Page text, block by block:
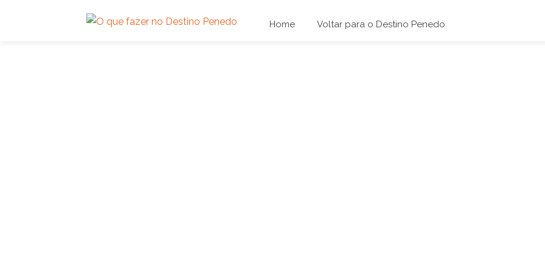
Home Voltar para o Destino Penedo